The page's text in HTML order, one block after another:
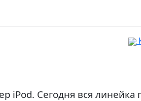
iPod. Сегодня вся линейка